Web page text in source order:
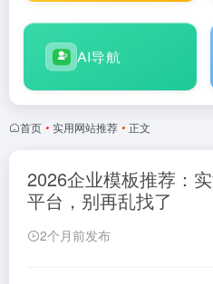
AI导航
首页 • 实用网站推荐 • 正文
2026企业模板推荐：
平台，别再乱找了
2个月前发布